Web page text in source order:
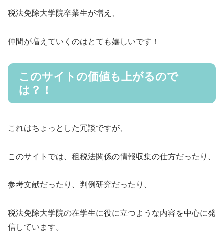
税法免除大学院卒業生が増え、
仲間が増えていくのはとても嬉しいです！
このサイトの価値も上がるので
は？！
これはちょっとした冗談ですが、
このサイトでは、租税法関係の情報収集の仕方だったり、
参考文献だったり、判例研究だったり、
税法免除大学院の在学生に役に立つような内容を中心に発
信しています。